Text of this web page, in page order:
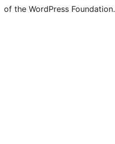
of the WordPress Foundation.